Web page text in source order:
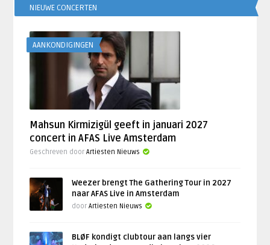
NIEUWE CONCERTEN
AANKONDIGINGEN
Mahsun Kirmizigül geeft in januari 2027
concert in AFAS Live Amsterdam
Geschreven doorArtiesten Nieuws
Weezer brengt The Gathering Tour in 2027
naar AFAS Live in Amsterdam
doorArtiesten Nieuws
BLØF kondigt clubtour aan langs vier